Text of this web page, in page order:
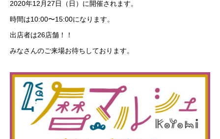
2020年12月27日（日）に開催されます。
時間は10:00〜15:00になります。
出店者は26店舗！！
みなさんのご来場お待ちしております。